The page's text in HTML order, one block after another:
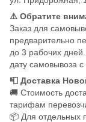
⚠️ Обратите
Заказ для
предварительно
до 3 рабочих
дату самовывоза
📮 Доставка
🚚 Стоимость
тарифам
📦 Для отдельных